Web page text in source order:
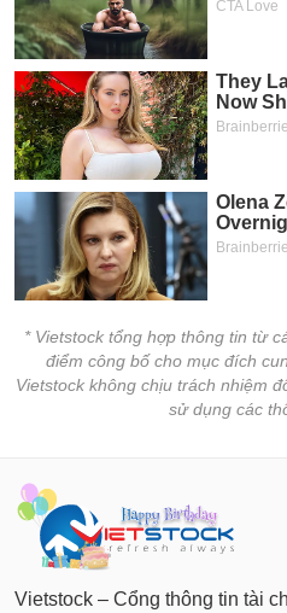
* Vietstock tổng hợp thông tin từ
điểm công bố cho mục đích
Vietstock không chịu trách nhiệm
sử dụng các
Vietstock – Cổng thông tin tài